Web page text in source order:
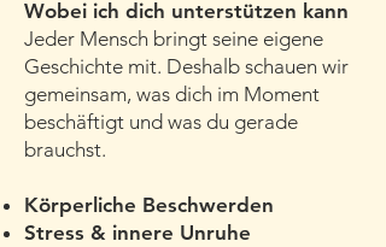
Wobei ich dich unterstützen kann
Jeder Mensch bringt seine eigene
Geschichte mit. Deshalb schauen wir
gemeinsam, was dich im Moment
beschäftigt und was du gerade
brauchst.
Körperliche Beschwerden
Stress & innere Unruhe